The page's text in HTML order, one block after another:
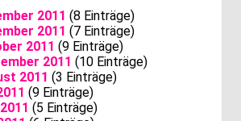
2011 (8 Einträge)
2011 (7 Einträge)
2011 (9 Einträge)
2011 (10 Einträge)
2011 (3 Einträge)
(9 Einträge)
(5 Einträge)